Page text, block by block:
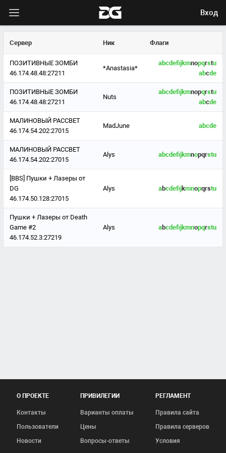
Вход
Сервер Ник Флаги
ПОЗИТИВНЫЕ ЗОМБИ
46.174.48.48:27211
*Anastasia*
abcdefjkmnopqrstu
abcde
ПОЗИТИВНЫЕ ЗОМБИ
46.174.48.48:27211
Nuts
abcdefjkmnopqrstu
abcde
МАЛИНОВЫЙ РАССВЕТ
46.174.54.202:27015
MadJune abcde
МАЛИНОВЫЙ РАССВЕТ
46.174.54.202:27015
Alys abcdefjkmnopqrstu
[BBS] Пушки + Лазеры от
DG
46.174.50.128:27015
Alys abcdefjkmnopqrstu
Пушки + Лазеры от Death
Game #2
46.174.52.3:27219
Alys abcdefjkmnopqrstu
О ПРОЕКТЕ
Контакты
Пользователи
Новости
ПРИВИЛЕГИИ
Варианты оплаты
Цены
Вопросы-ответы
РЕГЛАМЕНТ
Правила сайта
Правила серверов
Условия